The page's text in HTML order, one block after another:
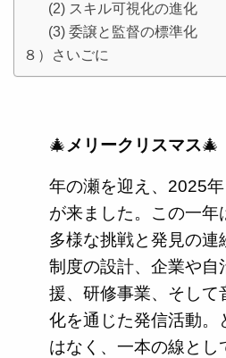
(2) スキル可視化の進化
(3) 委譲と監督の標準化
８）さいごに
🎄 メリークリスマス🎄
年の瀬を迎え、2025
が来ました。この一年
多様な挑戦と発見の連
制度の設計、企業や自
援、研修事業、そして
化を通じた発信活動。
はなく、一本の線とし